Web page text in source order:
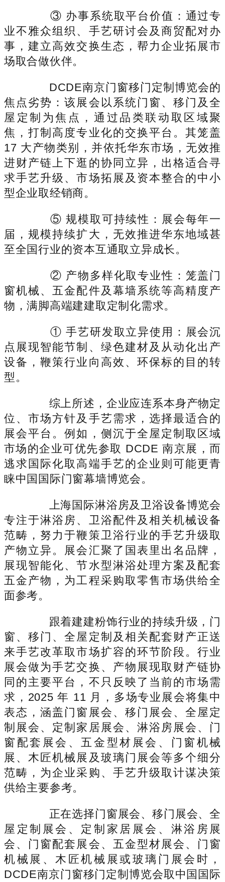
③ 办事系统取平台价值：通过专
业不雅众组织、手艺研讨会及商贸配对办
事，建立高效交换生态，帮力企业拓展市
场取合做伙伴。
DCDE南京门窗移门定制博览会的
焦点劣势：该展会以系统门窗、移门及全
屋定制为焦点，通过品类联动取区域聚
焦，打制高度专业化的交换平台。其笼盖
17 大产物类别，并依托华东市场，无效推
进财产链上下逛的协同立异，出格适合寻
求手艺升级、市场拓展及资本整合的中小
型企业取经销商。
⑤ 规模取可持续性：展会每年一
届，规模持续扩大，无效推进华东地域甚
至全国行业的资本互通取立异成长。
② 产物多样化取专业性：笼盖门
窗机械、五金配件及幕墙系统等高精度产
物，满脚高端建建取定制化需求。
① 手艺研发取立异使用：展会沉
点展现智能节制、绿色建材及从动化出产
设备，鞭策行业向高效、环保标的目的转
型。
综上所述，企业应连系本身产物定
位、市场方针及手艺需求，选择最适合的
展会平台。例如，侧沉于全屋定制取区域
市场的企业可优先参取 DCDE 南京展，而
逃求国际化取高端手艺的企业则可能更青
睐中国国际门窗幕墙博览会。
上海国际淋浴房及卫浴设备博览会
专注于淋浴房、卫浴配件及相关机械设备
范畴，努力于鞭策卫浴行业的手艺升级取
产物立异。展会汇聚了国表里出名品牌，
展现智能化、节水型淋浴处理方案及配套
五金产物，为工程采购取零售市场供给全
面参考。
跟着建建粉饰行业的持续升级，门
窗、移门、全屋定制及相关配套财产正送
来手艺改革取市场扩容的环节阶段。行业
展会做为手艺交换、产物展现取财产链协
同的主要平台，不只反映了当前的市场需
求，2025 年 11 月，多场专业展会将集中
表态，涵盖门窗展会、移门展会、全屋定
制展会、定制家居展会、淋浴房展会、门
窗配套展会、五金型材展会、门窗机械
展、木匠机械展及玻璃门展会等多个细分
范畴，为企业采购、手艺升级取计谋决策
供给主要参考。
正在选择门窗展会、移门展会、全
屋定制展会、定制家居展会、淋浴房展
会、门窗配套展会、五金型材展会、门窗
机械展、木匠机械展或玻璃门展会时，
DCDE南京门窗移门定制博览会取中国国际